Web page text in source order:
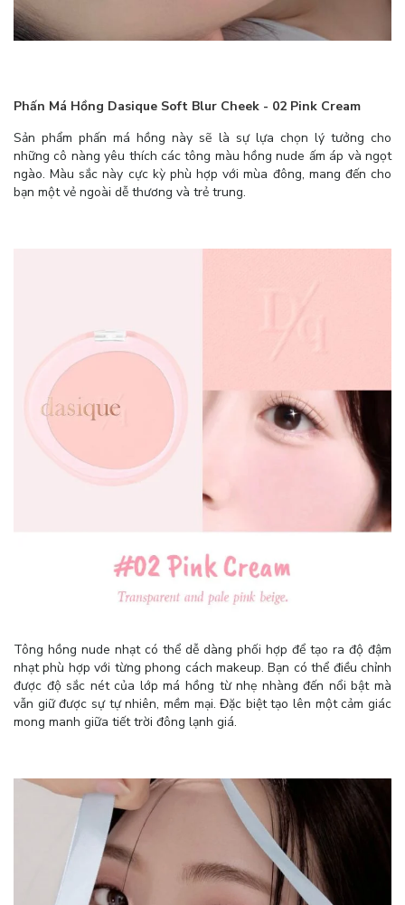
Phấn Má Hồng Dasique Soft Blur Cheek - 02 Pink Cream
Sản phẩm phấn má hồng này sẽ là sự lựa chọn lý tưởng cho
những cô nàng yêu thích các tông màu hồng nude ấm áp và ngọt
ngào. Màu sắc này cực kỳ phù hợp với mùa đông, mang đến cho
bạn một vẻ ngoài dễ thương và trẻ trung.
Tông hồng nude nhạt có thể dễ dàng phối hợp để tạo ra độ đậm
nhạt phù hợp với từng phong cách makeup. Bạn có thể điều chỉnh
được độ sắc nét của lớp má hồng từ nhẹ nhàng đến nổi bật mà
vẫn giữ được sự tự nhiên, mềm mại. Đặc biệt tạo lên một cảm giác
mong manh giữa tiết trời đông lạnh giá.